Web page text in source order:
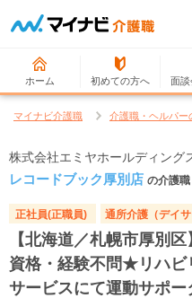
ホーム 初めての方へ 面
マイナビ介護職 介護職・ヘルパー
株式会社エミヤホールディング
レコードブック厚別店 の介護
正社員(正職員) 通所介護（デイサ
【北海道／札幌市厚別
資格・経験不問★リハビ
サービスにて運動サポー